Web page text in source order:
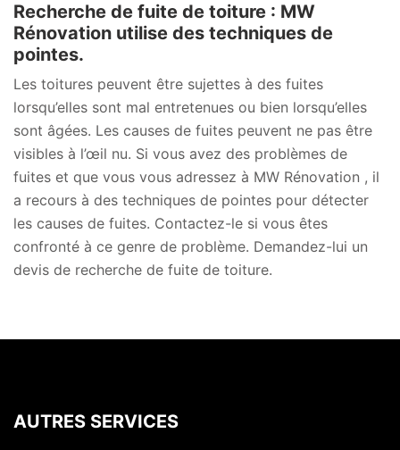
Recherche de fuite de toiture : MW
Rénovation utilise des techniques de
pointes.
Les toitures peuvent être sujettes à des fuites
lorsqu’elles sont mal entretenues ou bien lorsqu’elles
sont âgées. Les causes de fuites peuvent ne pas être
visibles à l’œil nu. Si vous avez des problèmes de
fuites et que vous vous adressez à MW Rénovation , il
a recours à des techniques de pointes pour détecter
les causes de fuites. Contactez-le si vous êtes
confronté à ce genre de problème. Demandez-lui un
devis de recherche de fuite de toiture.
AUTRES SERVICES